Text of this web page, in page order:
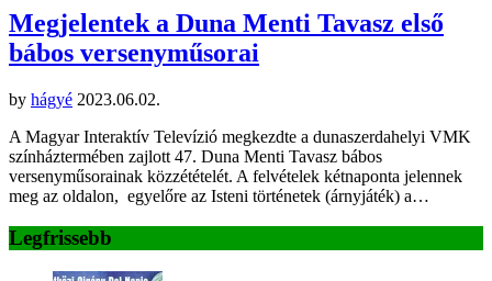
Megjelentek a Duna Menti Tavasz első
bábos versenyműsorai
by hágyé 2023.06.02.
A Magyar Interaktív Televízió megkezdte a dunaszerdahelyi VMK
színháztermében zajlott 47. Duna Menti Tavasz bábos
versenyműsorainak közzétételét. A felvételek kétnaponta jelennek
meg az oldalon, egyelőre az Isteni történetek (árnyjáték) a…
Legfrissebb